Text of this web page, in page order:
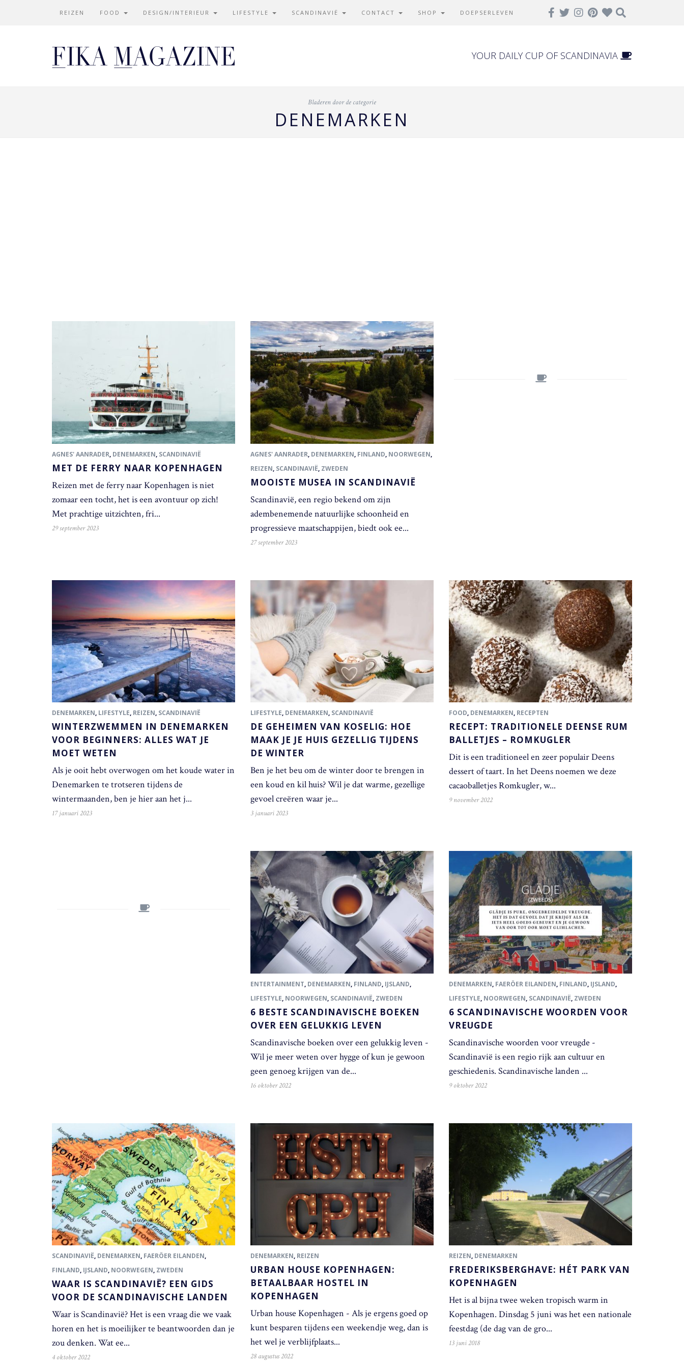
YOUR DAILY CUP OF SCANDINAVIA
REIZEN FOOD DESIGN/INTERIEUR LIFESTYLE SCANDINAVIË CONTACT SHOP DOEPSERLEVEN
Bladeren door de categorie
DENEMARKEN
AGNES' AANRADER, DENEMARKEN, SCANDINAVIË
MET DE FERRY NAAR KOPENHAGEN
Reizen met de ferry naar Kopenhagen is niet
zomaar een tocht, het is een avontuur op zich!
Met prachtige uitzichten, fri...
29 september 2023
AGNES' AANRADER, DENEMARKEN, FINLAND, NOORWEGEN,
REIZEN, SCANDINAVIË, ZWEDEN
MOOISTE MUSEA IN SCANDINAVIË
Scandinavië, een regio bekend om zijn
adembenemende natuurlijke schoonheid en
progressieve maatschappijen, biedt ook ee...
27 september 2023
DENEMARKEN, LIFESTYLE, REIZEN, SCANDINAVIË
WINTERZWEMMEN IN DENEMARKEN
VOOR BEGINNERS: ALLES WAT JE
MOET WETEN
Als je ooit hebt overwogen om het koude water in
Denemarken te trotseren tijdens de
wintermaanden, ben je hier aan het j...
17 januari 2023
LIFESTYLE, DENEMARKEN, SCANDINAVIË
DE GEHEIMEN VAN KOSELIG: HOE
MAAK JE JE HUIS GEZELLIG TIJDENS
DE WINTER
Ben je het beu om de winter door te brengen in
een koud en kil huis? Wil je dat warme, gezellige
gevoel creëren waar je...
3 januari 2023
FOOD, DENEMARKEN, RECEPTEN
RECEPT: TRADITIONELE DEENSE RUM
BALLETJES – ROMKUGLER
Dit is een traditioneel en zeer populair Deens
dessert of taart. In het Deens noemen we deze
cacaoballetjes Romkugler, w...
9 november 2022
ENTERTAINMENT, DENEMARKEN, FINLAND, IJSLAND,
LIFESTYLE, NOORWEGEN, SCANDINAVIË, ZWEDEN
6 BESTE SCANDINAVISCHE BOEKEN
OVER EEN GELUKKIG LEVEN
Scandinavische boeken over een gelukkig leven -
Wil je meer weten over hygge of kun je gewoon
geen genoeg krijgen van de...
16 oktober 2022
DENEMARKEN, FAERÖER EILANDEN, FINLAND, IJSLAND,
LIFESTYLE, NOORWEGEN, SCANDINAVIË, ZWEDEN
6 SCANDINAVISCHE WOORDEN VOOR
VREUGDE
Scandinavische woorden voor vreugde -
Scandinavië is een regio rijk aan cultuur en
geschiedenis. Scandinavische landen ...
9 oktober 2022
SCANDINAVIË, DENEMARKEN, FAERÖER EILANDEN,
FINLAND, IJSLAND, NOORWEGEN, ZWEDEN
WAAR IS SCANDINAVIË? EEN GIDS
VOOR DE SCANDINAVISCHE LANDEN
Waar is Scandinavië? Het is een vraag die we vaak
horen en het is moeilijker te beantwoorden dan je
zou denken. Wat ee...
4 oktober 2022
DENEMARKEN, REIZEN
URBAN HOUSE KOPENHAGEN:
BETAALBAAR HOSTEL IN
KOPENHAGEN
Urban house Kopenhagen - Als je ergens goed op
kunt besparen tijdens een weekendje weg, dan is
het wel je verblijfplaats...
28 augustus 2022
REIZEN, DENEMARKEN
FREDERIKSBERGHAVE: HÉT PARK VAN
KOPENHAGEN
Het is al bijna twee weken tropisch warm in
Kopenhagen. Dinsdag 5 juni was het een nationale
feestdag (de dag van de gro...
13 juni 2018